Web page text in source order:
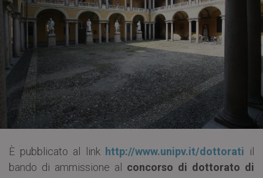
È pubblicato al link http://www.unipv.it/dottorati il
bando di ammissione al concorso di dottorato di